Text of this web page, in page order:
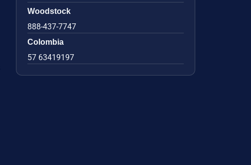
Woodstock
888-437-7747
Colombia
57 63419197